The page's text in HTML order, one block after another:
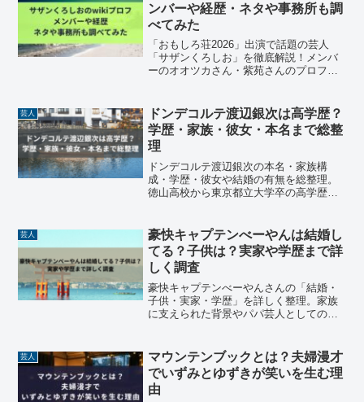
ンバーや経歴・ネタや事務所も調
べてみた
「おもしろ荘2026」出演で話題の芸人
「サザンくろしお」を徹底解説！メンバ
ーのオオツカさん・紫苑さんのプロフィ
判まで調査しました。アマチュアながら
異例の快挙を成し遂げた彼らの正体に迫
ります。
芸人
ドンデコルテ渡辺銀次は高学歴？
学歴・家族・彼女・本名まで総整
理
ドンデコルテ渡辺銀次の本名・家族構
成・学歴・彼女や結婚の有無を総整理。
徳山高校から東京都立大学卒の高学歴芸
芸人
豪快キャプテンべーやんは結婚し
てる？子供は？実家や学歴まで詳
しく調査
豪快キャプテンべーやんさんの「結婚・
子供・実家・学歴」を詳しく整理。家族
に支えられた背景やパパ芸人としての一
芸人
マウンテンブックとは？夫婦漫才
でいずみとゆずきが笑いを生む理
由